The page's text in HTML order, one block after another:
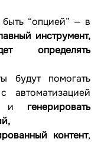
“опцией” — в
инструмент,
определять
будут помогать
автоматизацией
и генерировать
контент,